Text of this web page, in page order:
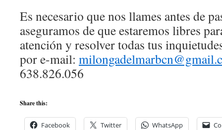
Es necesario que nos llames antes de
aseguramos de que estaremos libres
atención y resolver todas tus
por e-mail:
638.826.056
Share this:
Facebook Twitter WhatsApp